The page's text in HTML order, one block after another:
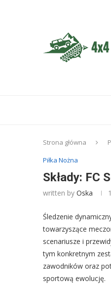
Strona główna
Piłka Nożna
Składy: FC
written by Oska
Śledzenie
towarzyszące
scenariusze i
tym konkretnym
zawodników oraz
sportową ewolucję.